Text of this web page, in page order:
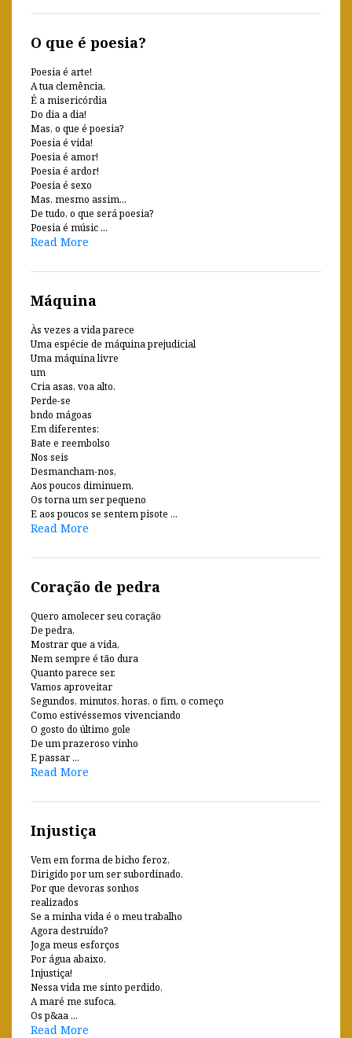
O que é poesia?
Poesia é arte!
A tua clemência,
É a misericórdia
Do dia a dia!
Mas, o que é poesia?
Poesia é vida!
Poesia é amor!
Poesia é ardor!
Poesia é sexo
Mas, mesmo assim...
De tudo, o que será poesia?
Poesia é músic ...
Read More
Máquina
Às vezes a vida parece
Uma espécie de máquina prejudicial
Uma máquina livre
um
Cria asas, voa alto.
Perde-se
bndo mágoas
Em diferentes:
Bate e reembolso
Nos seis
Desmancham-nos,
Aos poucos diminuem,
Os torna um ser pequeno
E aos poucos se sentem pisote ...
Read More
Coração de pedra
Quero amolecer seu coração
De pedra,
Mostrar que a vida,
Nem sempre é tão dura
Quanto parece ser.
Vamos aproveitar
Segundos, minutos, horas, o fim, o começo
Como estivéssemos vivenciando
O gosto do último gole
De um prazeroso vinho
E passar ...
Read More
Injustiça
Vem em forma de bicho feroz,
Dirigido por um ser subordinado.
Por que devoras sonhos
realizados
Se a minha vida é o meu trabalho
Agora destruído?
Joga meus esforços
Por água abaixo,
Injustiça!
Nessa vida me sinto perdido,
A maré me sufoca,
Os p&aa ...
Read More